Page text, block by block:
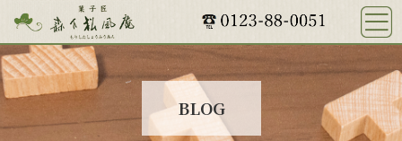
HOME
おすすめ商品
おすすめ商品一覧
かりんとう饅頭
ながぬまふ輪っと
BLOG